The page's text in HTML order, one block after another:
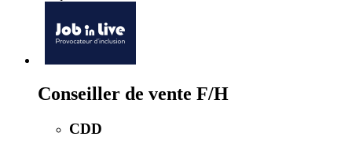
Conseiller de vente F/H
CDD